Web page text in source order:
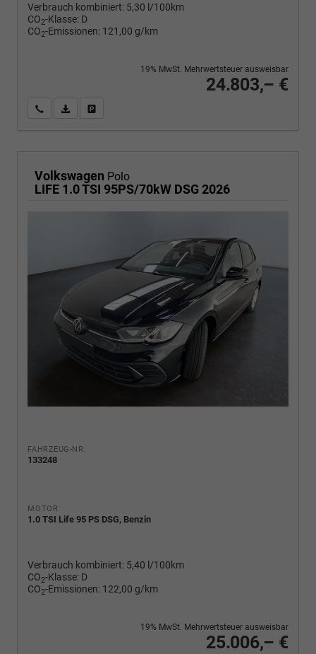
Verbrauch kombiniert: 5,30 l/100km
CO2-Klasse: D
CO2-Emissionen: 121,00 g/km
24.803,– €
19% MwSt. Mehrwertsteuer ausweisbar
Wir rufen Sie anPDF-Fahrzeugexposé drucken
Volkswagen Polo
LIFE 1.0 TSI 95PS/70kW DSG 2026
FAHRZEUG-NR.
133248
MOTOR
1.0 TSI Life 95 PS DSG, Benzin
Verbrauch kombiniert: 5,40 l/100km
CO2-Klasse: D
CO2-Emissionen: 122,00 g/km
25.006,– €
19% MwSt. Mehrwertsteuer ausweisbar